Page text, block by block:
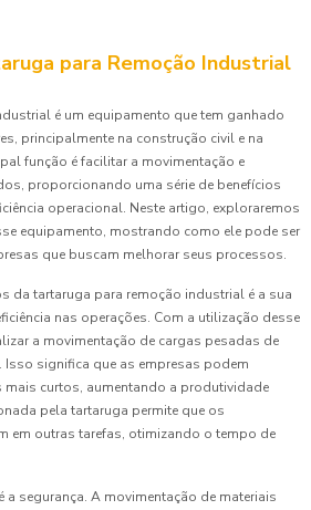
para Remoção Industrial
é um equipamento que tem ganhado
principalmente na construção civil e na
função é facilitar a movimentação e
proporcionando uma série de benefícios
operacional. Neste artigo, exploraremos
equipamento, mostrando como ele pode ser
que buscam melhorar seus processos.
da tartaruga para remoção industrial é a sua
nas operações. Com a utilização desse
a movimentação de cargas pesadas de
significa que as empresas podem
curtos, aumentando a produtividade
pela tartaruga permite que os
em outras tarefas, otimizando o tempo de
a segurança. A movimentação de materiais